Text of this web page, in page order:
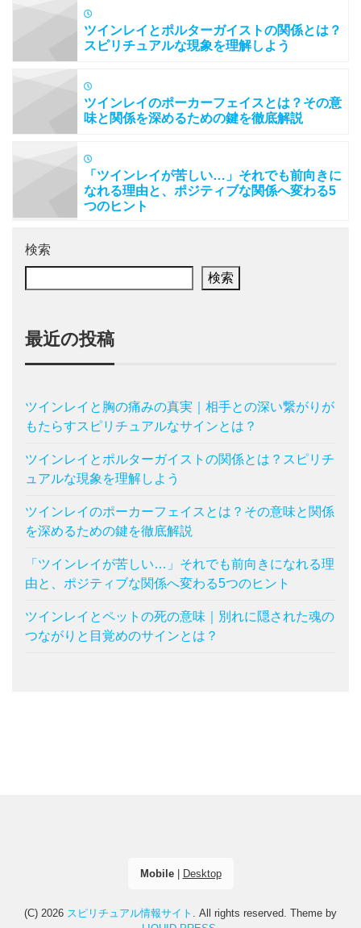
ツインレイとポルターガイストの関係とは？
スピリチュアルな現象を理解しよう
ツインレイのポーカーフェイスとは？その意
味と関係を深めるための鍵を徹底解説
「ツインレイが苦しい…」それでも前向きに
なれる理由と、ポジティブな関係へ変わる5
つのヒント
検索
検索
最近の投稿
ツインレイと胸の痛みの真実｜相手との深い繋がりが
もたらすスピリチュアルなサインとは？
ツインレイとポルターガイストの関係とは？スピリチ
ュアルな現象を理解しよう
ツインレイのポーカーフェイスとは？その意味と関係
を深めるための鍵を徹底解説
「ツインレイが苦しい…」それでも前向きになれる理
由と、ポジティブな関係へ変わる5つのヒント
ツインレイとペットの死の意味｜別れに隠された魂の
つながりと目覚めのサインとは？
Mobile| Desktop
(C) 2026 スピリチュアル情報サイト . All rights reserved. Theme by